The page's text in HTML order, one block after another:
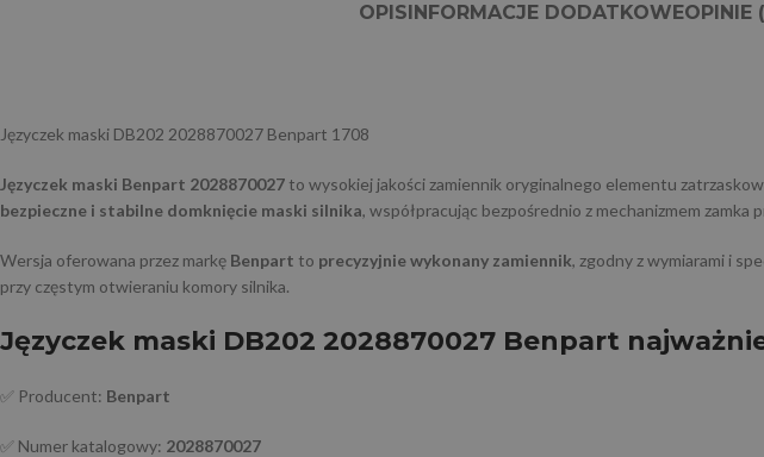
OPISINFORMACJE DODATKOWEOPINIE
Języczek maski DB202 2028870027 Benpart 1708
Języczek maski Benpart 2028870027 to wysokiej jakości zamiennik oryginalnego elementu
bezpieczne i stabilne domknięcie maski silnika, współpracując bezpośrednio z mechanizmem zamka
Wersja oferowana przez markę Benpart to precyzyjnie wykonany zamiennik, zgodny z wymiarami i
przy częstym otwieraniu komory silnika.
Języczek maski DB202 2028870027 Benpart
✅ Producent: Benpart
✅ Numer katalogowy: 2028870027